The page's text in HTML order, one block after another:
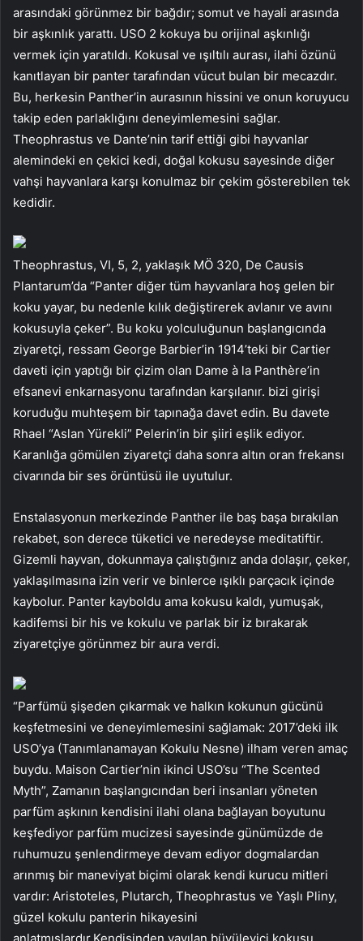
arasındaki görünmez bir bağdır; somut ve hayali arasında
bir aşkınlık yarattı. USO 2 kokuya bu orijinal aşkınlığı
vermek için yaratıldı. Kokusal ve ışıltılı aurası, ilahi özünü
kanıtlayan bir panter tarafından vücut bulan bir mecazdır.
Bu, herkesin Panther’in aurasının hissini ve onun koruyucu
takip eden parlaklığını deneyimlemesini sağlar.
Theophrastus ve Dante’nin tarif ettiği gibi hayvanlar
alemindeki en çekici kedi, doğal kokusu sayesinde diğer
vahşi hayvanlara karşı konulmaz bir çekim gösterebilen tek
kedidir.
Theophrastus, VI, 5, 2, yaklaşık MÖ 320, De Causis
Plantarum’da “Panter diğer tüm hayvanlara hoş gelen bir
koku yayar, bu nedenle kılık değiştirerek avlanır ve avını
kokusuyla çeker”. Bu koku yolculuğunun başlangıcında
ziyaretçi, ressam George Barbier’in 1914’teki bir Cartier
daveti için yaptığı bir çizim olan Dame à la Panthère’in
efsanevi enkarnasyonu tarafından karşılanır. bizi girişi
koruduğu muhteşem bir tapınağa davet edin. Bu davete
Rhael “Aslan Yürekli” Pelerin’in bir şiiri eşlik ediyor.
Karanlığa gömülen ziyaretçi daha sonra altın oran frekansı
civarında bir ses örüntüsü ile uyutulur.
Enstalasyonun merkezinde Panther ile baş başa bırakılan
rekabet, son derece tüketici ve neredeyse meditatiftir.
Gizemli hayvan, dokunmaya çalıştığınız anda dolaşır, çeker,
yaklaşılmasına izin verir ve binlerce ışıklı parçacık içinde
kaybolur. Panter kayboldu ama kokusu kaldı, yumuşak,
kadifemsi bir his ve kokulu ve parlak bir iz bırakarak
ziyaretçiye görünmez bir aura verdi.
“Parfümü şişeden çıkarmak ve halkın kokunun gücünü
keşfetmesini ve deneyimlemesini sağlamak: 2017’deki ilk
USO’ya (Tanımlanamayan Kokulu Nesne) ilham veren amaç
buydu. Maison Cartier’nin ikinci USO’su “The Scented
Myth”, Zamanın başlangıcından beri insanları yöneten
parfüm aşkının kendisini ilahi olana bağlayan boyutunu
keşfediyor parfüm mucizesi sayesinde günümüzde de
ruhumuzu şenlendirmeye devam ediyor dogmalardan
arınmış bir maneviyat biçimi olarak kendi kurucu mitleri
vardır: Aristoteles, Plutarch, Theophrastus ve Yaşlı Pliny,
güzel kokulu panterin hikayesini
anlatmışlardır.Kendisinden yayılan büyüleyici kokusu